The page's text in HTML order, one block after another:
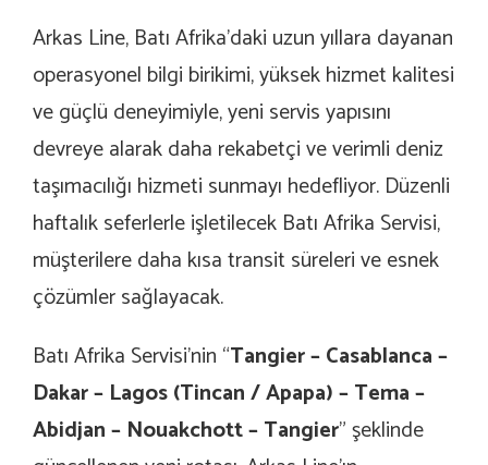
Arkas Line, Batı Afrika’daki uzun yıllara dayanan
operasyonel bilgi birikimi, yüksek hizmet kalitesi
ve güçlü deneyimiyle, yeni servis yapısını
devreye alarak daha rekabetçi ve verimli deniz
taşımacılığı hizmeti sunmayı hedefliyor. Düzenli
haftalık seferlerle işletilecek Batı Afrika Servisi,
müşterilere daha kısa transit süreleri ve esnek
çözümler sağlayacak.
Batı Afrika Servisi’nin “Tangier – Casablanca –
Dakar – Lagos (Tincan / Apapa) – Tema –
Abidjan – Nouakchott – Tangier” şeklinde